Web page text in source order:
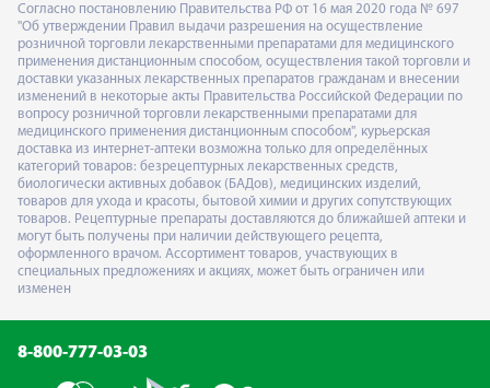
Согласно постановлению Правительства РФ от 16 мая 2020 года № 697
"Об утверждении Правил выдачи разрешения на осуществление
розничной торговли лекарственными препаратами для медицинского
применения дистанционным способом, осуществления такой торговли и
доставки указанных лекарственных препаратов гражданам и внесении
изменений в некоторые акты Правительства Российской Федерации по
вопросу розничной торговли лекарственными препаратами для
медицинского применения дистанционным способом", курьерская
доставка из интернет-аптеки возможна только для определённых
категорий товаров: безрецептурных лекарственных средств,
биологически активных добавок (БАДов), медицинских изделий,
товаров для ухода и красоты, бытовой химии и других сопутствующих
товаров. Рецептурные препараты доставляются до ближайшей аптеки и
могут быть получены при наличии действующего рецепта,
оформленного врачом. Ассортимент товаров, участвующих в
специальных предложениях и акциях, может быть ограничен или
изменен
8-800-777-03-03